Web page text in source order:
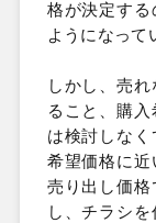
格が決定する
ようになって
しかし、売
ること、購
は検討しな
希望価格に近
売り出し価格
し、チラシ